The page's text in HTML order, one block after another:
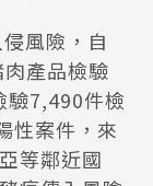
風險，自
產品檢驗
驗7,490件檢
性案件，來
等鄰近國